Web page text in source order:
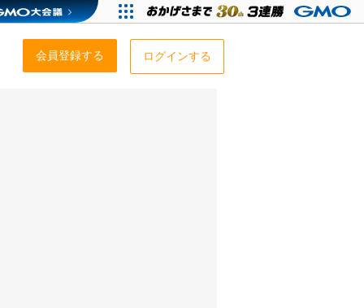
会員登録する ログインする